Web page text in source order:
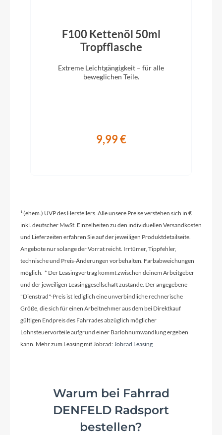
Shimano Deore XT M8010 Disc
Griffe
Koga
Lenker
Koga Riser Alloy
Farbe
Kette
KMC X10EL
F100 Kettenöl 50ml
Tropfflasche
Extreme Leichtgängigkeit – für alle
beweglichen Teile.
9,99 €
¹ (ehem.) UVP des Herstellers. Alle unsere Preise verstehen sich in €
inkl. deutscher MwSt. Einzelheiten zu den individuellen Versandkosten
und Lieferzeiten erfahren Sie auf der jeweiligen Produktdetailseite.
Angebote nur solange der Vorrat reicht. Irrtümer, Tippfehler,
technische und Preis-Änderungen vorbehalten. Farbabweichungen
möglich. * Der Leasingvertrag kommt zwischen deinem Arbeitgeber
und der jeweiligen Leasinggesellschaft zustande. Der angegebene
"Dienstrad"-Preis ist lediglich eine unverbindliche rechnerische
Größe, die sich für einen Arbeitnehmer aus dem bei Direktkauf
gültigen Endpreis des Fahrrades abzüglich möglicher
Lohnsteuervorteile aufgrund einer Barlohnumwandlung ergeben
kann. Mehr zum Leasing mit Jobrad:Jobrad Leasing
Warum bei Fahrrad
DENFELD Radsport
bestellen?